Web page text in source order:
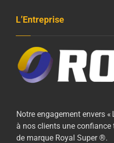
L’Entreprise
Notre engagement envers «
à nos clients une
de marque Royal Super ®.